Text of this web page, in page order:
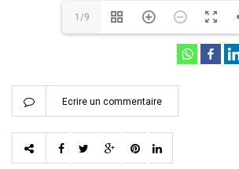
1/9
Ecrire un commentaire